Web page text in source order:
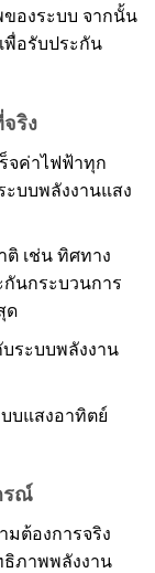
องระบบ จากนั้น
พื่อรับประกัน
ริง
จค่าไฟฟ้าทุก
ะบบพลังงานแสง
เช่น ทิศทาง
นกระบวนการ
ด
ระบบพลังงาน
บแสงอาทิตย์
รณ์
ต้องการจริง
ธิภาพพลังงาน